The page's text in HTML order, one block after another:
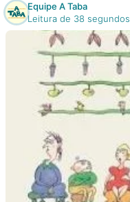
Equipe A Taba
Leitura de 38 segundos